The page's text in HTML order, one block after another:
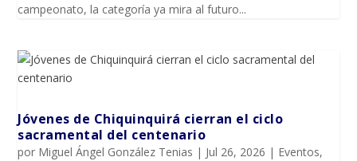
campeonato, la categoría ya mira al futuro...
Jóvenes de Chiquinquirá cierran el ciclo
sacramental del centenario
por Miguel Ángel González Tenias | Jul 26, 2026 | Eventos,